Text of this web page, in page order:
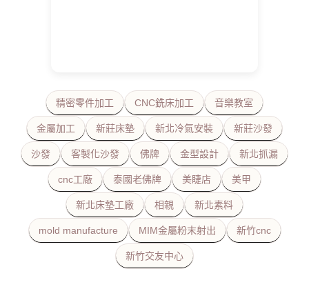
精密零件加工 CNC銑床加工 音樂教室
金屬加工 新莊床墊 新北冷氣安裝 新莊沙發
沙發 客製化沙發 佛牌 金型設計 新北抓漏
cnc工廠 泰國老佛牌 美睫店 美甲
新北床墊工廠 相親 新北素料
mold manufacture MIM金屬粉末射出 新竹cnc
新竹交友中心